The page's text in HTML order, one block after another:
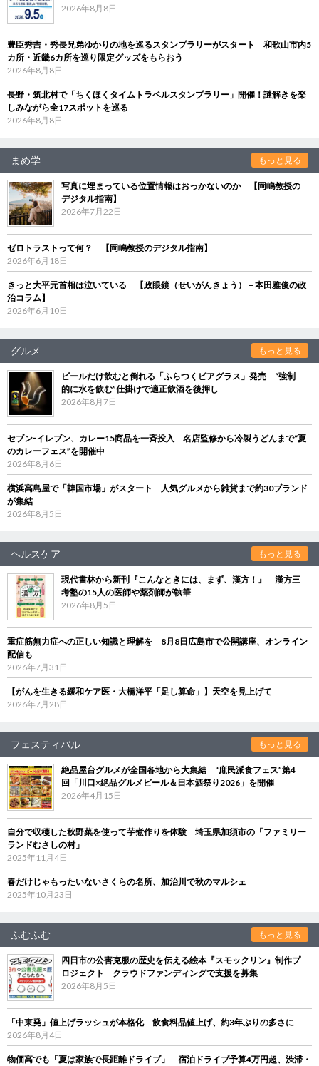
2026年8月8日
豊臣秀吉・秀長兄弟ゆかりの地を巡るスタンプラリーがスタート 和歌山市内5
カ所・近畿6カ所を巡り限定グッズをもらおう
2026年8月8日
長野・筑北村で「ちくほくタイムトラベルスタンプラリー」開催！謎解きを楽
しみながら全17スポットを巡る
2026年8月8日
まめ学 もっと見る
写真に埋まっている位置情報はおっかないのか 【岡嶋教授の
デジタル指南】
2026年7月22日
ゼロトラストって何？ 【岡嶋教授のデジタル指南】
2026年6月18日
きっと大平元首相は泣いている 【政眼鏡（せいがんきょう）－本田雅俊の政
治コラム】
2026年6月10日
グルメ もっと見る
ビールだけ飲むと倒れる「ふらつくビアグラス」発売 “強制
的に水を飲む”仕掛けで適正飲酒を後押し
2026年8月7日
セブン‐イレブン、カレー15商品を一斉投入 名店監修から冷製うどんまで“夏
のカレーフェス”を開催中
2026年8月6日
横浜高島屋で「韓国市場」がスタート 人気グルメから雑貨まで約30ブランド
が集結
2026年8月5日
ヘルスケア もっと見る
現代書林から新刊『こんなときには、まず、漢方！』 漢方三
考塾の15人の医師や薬剤師が執筆
2026年8月5日
重症筋無力症への正しい知識と理解を 8月8日広島市で公開講座、オンライン
配信も
2026年7月31日
【がんを生きる緩和ケア医・大橋洋平「足し算命」】天空を見上げて
2026年7月28日
フェスティバル もっと見る
絶品屋台グルメが全国各地から大集結 “庶民派食フェス”第4
回「川口×絶品グルメビール＆日本酒祭り2026」を開催
2026年4月15日
自分で収穫した秋野菜を使って芋煮作りを体験 埼玉県加須市の「ファミリー
ランドむさしの村」
2025年11月4日
春だけじゃもったいないさくらの名所、加治川で秋のマルシェ
2025年10月23日
ふむふむ もっと見る
四日市の公害克服の歴史を伝える絵本『スモックリン』制作プ
ロジェクト クラウドファンディングで支援を募集
2026年8月5日
「中東発」値上げラッシュが本格化 飲食料品値上げ、約3年ぶりの多さに
2026年8月4日
物価高でも「夏は家族で長距離ドライブ」 宿泊ドライブ予算4万円超、渋滞・